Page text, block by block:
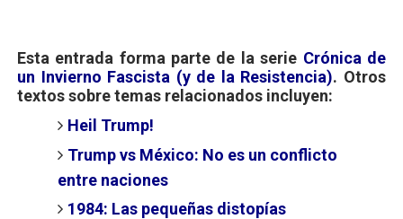
Esta entrada forma parte de la serie Crónica de
un Invierno Fascista (y de la Resistencia). Otros
textos sobre temas relacionados incluyen:
Heil Trump!
Trump vs México: No es un conflicto
entre naciones
1984: Las pequeñas distopías